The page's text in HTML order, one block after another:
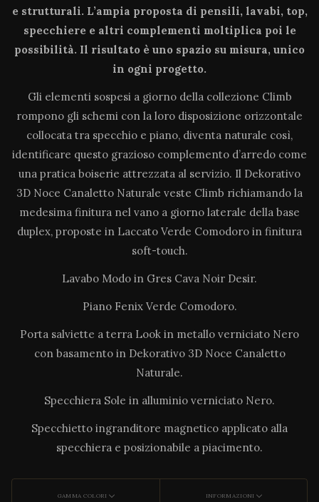
e strutturali. L’ampia proposta di pensili, lavabi, top,
specchiere e altri complementi moltiplica poi le
possibilità. Il risultato è uno spazio su misura, unico
in ogni progetto.
Gli elementi sospesi a giorno della collezione Climb
rompono gli schemi con la loro disposizione orizzontale
collocata tra specchio e piano, diventa naturale così,
identificare questo grazioso complemento d’arredo come
una pratica boiserie attrezzata al servizio. Il Dekorativo
3D Noce Canaletto Naturale veste Climb richiamando la
medesima finitura nel vano a giorno laterale della base
duplex, proposte in Laccato Verde Comodoro in finitura
soft-touch.
Lavabo Modo in Gres Cava Noir Desir.
Piano Fenix Verde Comodoro.
Porta salviette a terra Look in metallo verniciato Nero
con basamento in Dekorativo 3D Noce Canaletto
Naturale.
Specchiera Sole in alluminio verniciato Nero.
Specchietto ingranditore magnetico applicato alla
specchiera e posizionabile a piacimento.
GAMMA COLORI INFORMAZIONI